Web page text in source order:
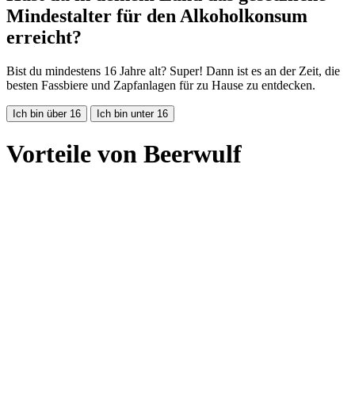
Mindestalter für den Alkoholkonsum
erreicht?
Bist du mindestens 16 Jahre alt? Super! Dann ist es an der Zeit, die
besten Fassbiere und Zapfanlagen für zu Hause zu entdecken.
Ich bin über 16 Ich bin unter 16
Vorteile von Beerwulf